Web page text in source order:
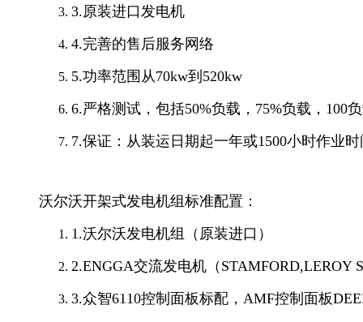
3.原装进口发电机
4.完善的售后服务网络
5.功率范围从70kw到520kw
6.严格测试，包括50%负载，75%负载，100
7.保证：从装运日期起一年或1500小时作业
沃尔沃开架式发电机组标准配置：
1.沃尔沃发电机组（原装进口）
2.ENGGA交流发电机（STAMFORD,LEROY
3.众智6110控制面板标配，AMF控制面板